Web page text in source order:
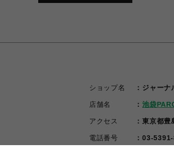
ショップ名 ジャーナ
店舗名 池袋
アクセス 東京都豊
電話番号 03-